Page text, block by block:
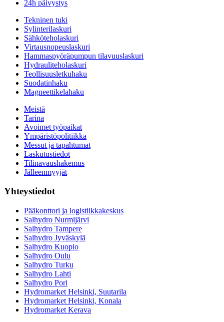
24h päivystys
Tekninen tuki
Sylinterilaskuri
Sähköteholaskuri
Virtausnopeuslaskuri
Hammaspyöräpumpun tilavuuslaskuri
Hydrauliteholaskuri
Teollisuusletkuhaku
Suodatinhaku
Magneettikelahaku
Meistä
Tarina
Avoimet työpaikat
Ympäristöpolitiikka
Messut ja tapahtumat
Laskutustiedot
Tilinavaushakemus
Jälleenmyyjät
Yhteystiedot
Pääkonttori ja logistiikkakeskus
Salhydro Nurmijärvi
Salhydro Tampere
Salhydro Jyväskylä
Salhydro Kuopio
Salhydro Oulu
Salhydro Turku
Salhydro Lahti
Salhydro Pori
Hydromarket Helsinki, Suutarila
Hydromarket Helsinki, Konala
Hydromarket Kerava